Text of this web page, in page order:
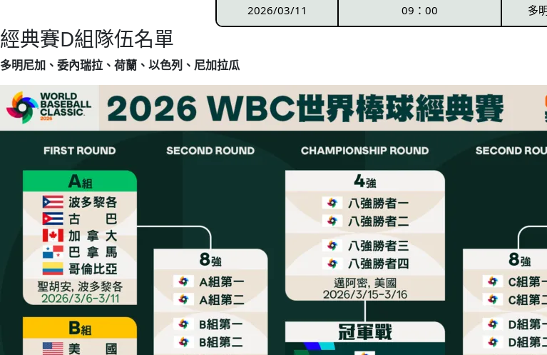
2026/03/11 09：00 多
經典賽D組隊伍名單
多明尼加、委內瑞拉、荷蘭、以色列、尼加拉瓜